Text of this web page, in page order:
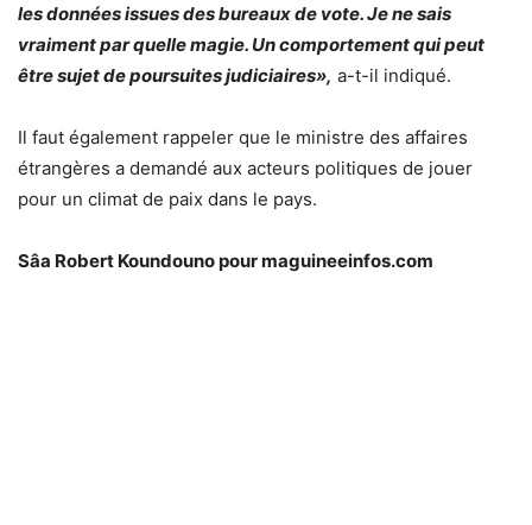
les données issues des bureaux de vote. Je ne sais
vraiment par quelle magie. Un comportement qui peut
être sujet de poursuites judiciaires», a-t-il indiqué.
Il faut également rappeler que le ministre des affaires
étrangères a demandé aux acteurs politiques de jouer
pour un climat de paix dans le pays.
Sâa Robert Koundouno pour maguineeinfos.com